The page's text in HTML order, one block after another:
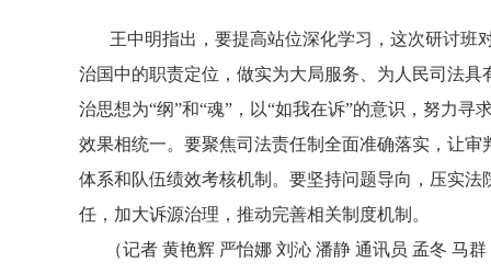
王中明指出，要提高站位深化学习，这次研讨班
治国中的职责定位，做实为大局服务、为人民司法
治思想为“纲”和“魂”，以“如我在诉”的意识，努力
效果相统一。要聚焦司法责任制全面准确落实，让
体系和队伍绩效考核机制。要坚持问题导向，压实
任，加大诉源治理，推动完善相关制度机制。
（记者 黄艳辉 严怡娜 刘沁 潘静 通讯员 孟冬 马群